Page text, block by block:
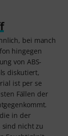
bei manch
hingegen
von ABS-
diskutiert,
ist per se
Fällen der
in der
sind nicht zu